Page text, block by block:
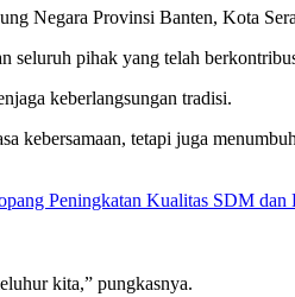
Negara Provinsi Banten, Kota
pihak yang telah
keberlangsungan tradisi.
kebersamaan, tetapi juga
Peningkatan Kualitas SDM dan
kita,” pungkasnya.